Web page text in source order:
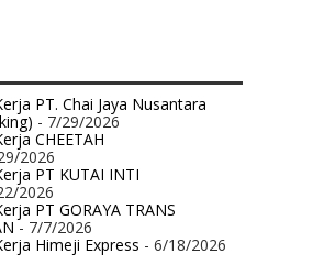
PT. Chai Jaya Nusantara
- 7/29/2026
CHEETAH
2026
PT KUTAI INTI
2026
PT GORAYA TRANS
- 7/7/2026
Himeji Express - 6/18/2026